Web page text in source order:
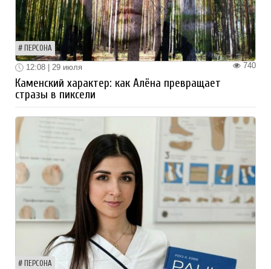
ПЕРСОНА
740
12:08 | 29 июля
Каменский характер: как Алёна превращает
стразы в пиксели
ПЕРСОНА